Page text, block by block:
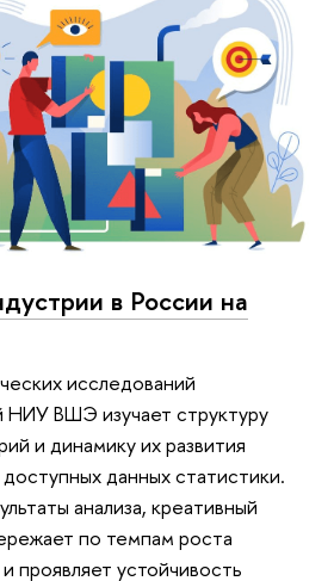
в России на
исследований
НИУ ВШЭ изучает структуру
и динамику их развития
данных статистики.
анализа, креативный
по темпам роста
проявляет устойчивость